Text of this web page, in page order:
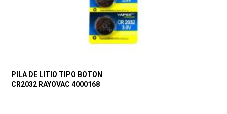
PILA DE LITIO TIPO BOTON
CR2032 RAYOVAC 4000168